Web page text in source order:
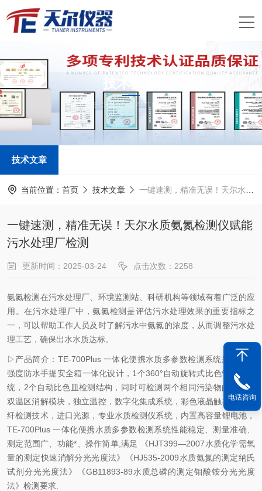
技术文章
TECHNICAL ARTICLES
技术文章
当前位置： 首页 技术文章 一键速测，精准无误！天尔水质氨氮检测仪赋能污水处理厂检测
一键速测，精准无误！天尔水质氨氮检测仪赋能
污水处理厂检测
更新时间：2025-03-24 点击次数：2258
氨氮检测在污水处理厂、环境监测站、科研机构等领域有着广泛的应
用。在污水处理厂中，氨氮检测是评估污水处理效果的重要指标之
一，可以帮助工作人员及时了解污水中氨氮的浓度，从而调整污水处
理工艺，确保出水水质达标。
▷产品简介：TE-700Plus 一体化便携水质多参数检测系统采用级高
强度防水手提安全箱一体化设计，1个360°自动旋转式比色管检测系
统，2个自动比色皿检测结构，同时可检测两个相同污染物的水样，
双温区消解模块，独立温控，数字化集成系统，彩色液晶触摸屏，光
纤检测技术，进口光源，专业水质检测仪系统，内置高容量锂电池，
TE-700Plus 一体化便携水质多参数检测系统性能稳定、测量准确、
测定范围广、功能*、操作简单,满足 《HJT399—2007水质化学需氧
量的测定快速消解分光光度法》《HJ535-2009水质氨氮的测定纳氏
试剂分光光度法》《GB11893-89水质总磷的测定钼酸铵分光光度
法》检测要求.
电话咨询